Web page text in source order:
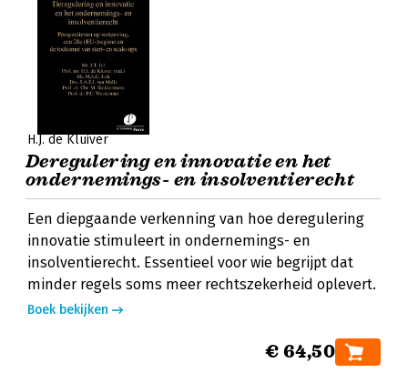
H.J. de Kluiver
Deregulering en innovatie en het
ondernemings- en insolventierecht
Een diepgaande verkenning van hoe deregulering
innovatie stimuleert in ondernemings- en
insolventierecht. Essentieel voor wie begrijpt dat
minder regels soms meer rechtszekerheid oplevert.
Boek bekijken
€ 64,50